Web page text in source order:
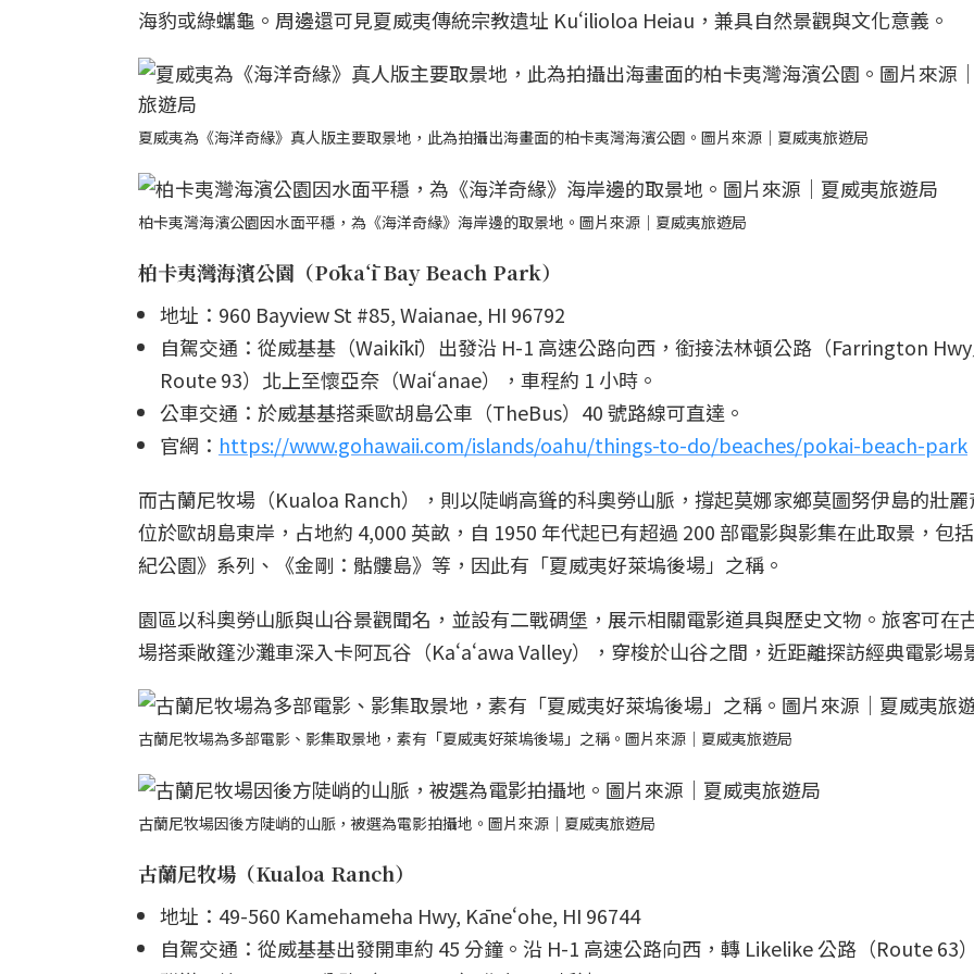
海豹或綠蠵龜。周邊還可見夏威夷傳統宗教遺址 Kuʻilioloa Heiau，兼具自然景觀與文化意義。
夏威夷為《海洋奇緣》真人版主要取景地，此為拍攝出海畫面的柏卡夷灣海濱公園。圖片來源｜夏威夷旅遊局
柏卡夷灣海濱公園因水面平穩，為《海洋奇緣》海岸邊的取景地。圖片來源｜夏威夷旅遊局
柏卡夷灣海濱公園（Pōkaʻī Bay Beach Park）
地址：960 Bayview St #85, Waianae, HI 96792
自駕交通：從威基基（Waikīkī）出發沿 H-1 高速公路向西，銜接法林頓公路（Farrington
Route 93）北上至懷亞奈（Waiʻanae），車程約 1 小時。
公車交通：於威基基搭乘歐胡島公車（TheBus）40 號路線可直達。
官網： https://www.gohawaii.com/islands/oahu/things-to-do/beaches/pokai-beach-park
而古蘭尼牧場（Kualoa Ranch），則以陡峭高聳的科奧勞山脈，撐起莫娜家鄉莫圖努伊島的壯
位於歐胡島東岸，占地約 4,000 英畝，自 1950 年代起已有超過 200 部電影與影集在此取景，包
紀公園》系列、《金剛：骷髏島》等，因此有「夏威夷好萊塢後場」之稱。
園區以科奧勞山脈與山谷景觀聞名，並設有二戰碉堡，展示相關電影道具與歷史文物。旅客可在
場搭乘敞篷沙灘車深入卡阿瓦谷（Kaʻaʻawa Valley），穿梭於山谷之間，近距離探訪經典電影場
古蘭尼牧場為多部電影、影集取景地，素有「夏威夷好萊塢後場」之稱。圖片來源｜夏威夷旅遊局
古蘭尼牧場因後方陡峭的山脈，被選為電影拍攝地。圖片來源｜夏威夷旅遊局
古蘭尼牧場（Kualoa Ranch）
地址：49-560 Kamehameha Hwy, Kāneʻohe, HI 96744
自駕交通：從威基基出發開車約 45 分鐘。沿 H-1 高速公路向西，轉 Likelike 公路（Route 63